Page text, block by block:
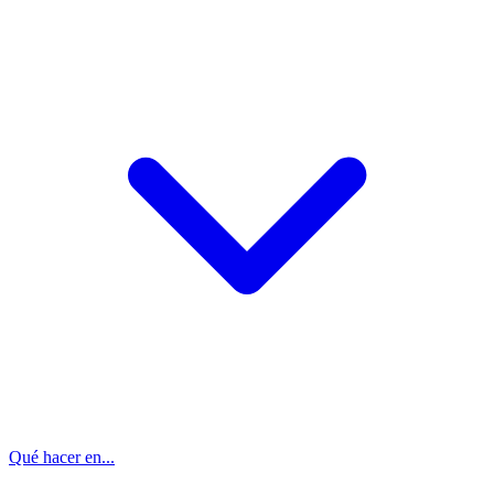
Qué hacer en...